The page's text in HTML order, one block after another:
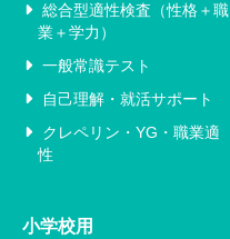
総合型適性検査（性格＋職
業＋学力）
一般常識テスト
自己理解・就活サポート
クレペリン・YG・職業適
性
小学校用